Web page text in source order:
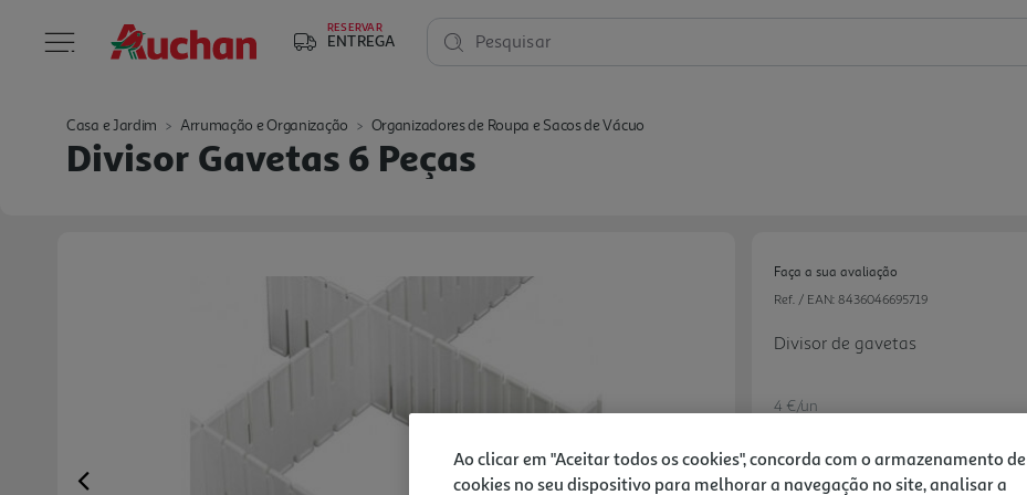
RESERVAR
ENTREGA Pesquisar
Casa e Jardim Arrumação e Organização Organizadores de Roupa e Sacos de Vácuo
Divisor Gavetas 6 Peças
Faça a sua avaliação
Ref. / EAN: 8436046695719
Divisor de gavetas
4 €/un
-20%
Ao clicar em "Aceitar todos os cookies", concorda com o armazenamento de
cookies no seu dispositivo para melhorar a navegação no site, analisar a